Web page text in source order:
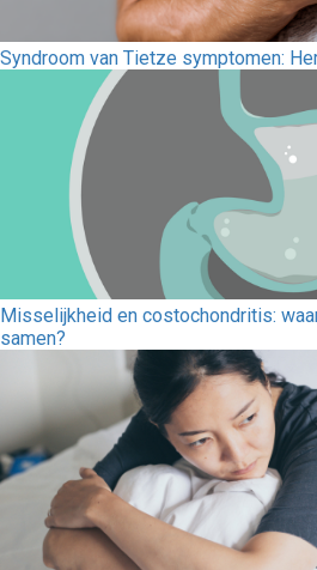
Syndroom van Tietze symptomen:
Misselijkheid en costochondritis:
samen?